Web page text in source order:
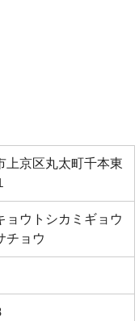
上京区丸太町千本東
ョウトシカミギョウ
チョウ